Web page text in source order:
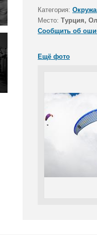
Категория:
Место: Турция,
Сообщить об
Ещё фото